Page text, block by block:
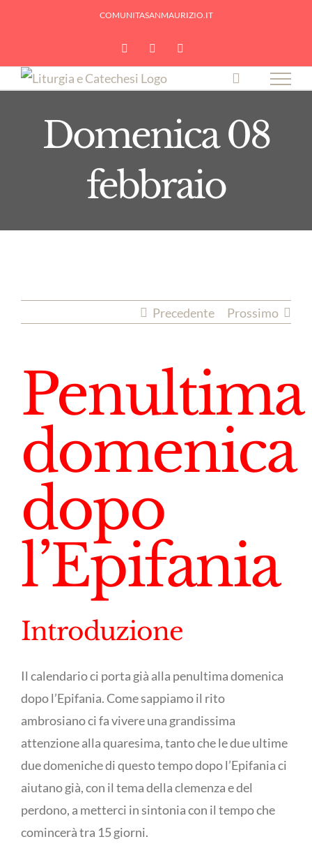
COMUNITASANMAURIZIO.IT
YouTubeFacebook
Domenica 08
febbraio
Precedente Prossimo
Penultima
domenica
dopo
l’Epifania
Introduzione
Il calendario ci porta già alla penultima domenica
dopo l’Epifania. Come sappiamo il rito
ambrosiano ci fa vivere una grandissima
attenzione alla quaresima, tanto che le due ultime
due domeniche di questo tempo dopo l’Epifania ci
aiutano già, con il tema della clemenza e del
perdono, a metterci in sintonia con il tempo che
comincerà tra 15 giorni.